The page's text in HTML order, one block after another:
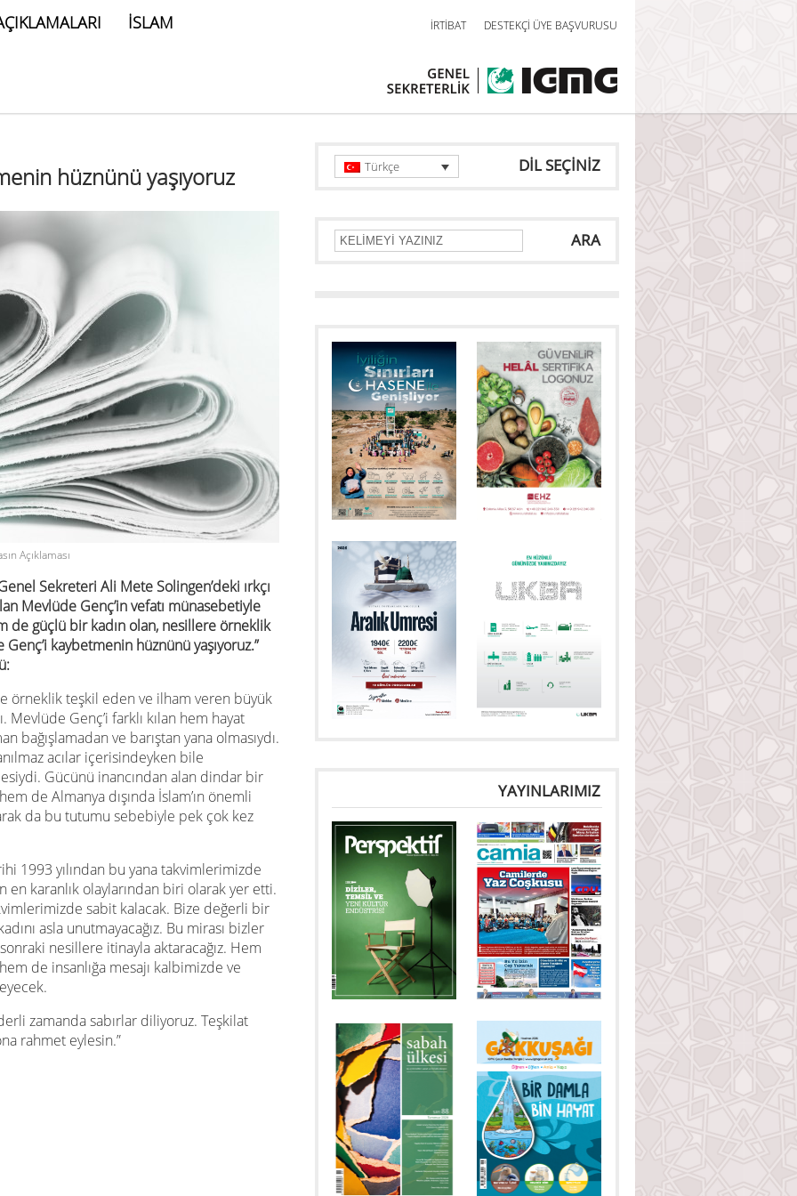
İSLAM İRTİBAT DESTEKÇİ ÜYE BAŞVURUSU
hüznünü yaşıyoruz
Açıklaması
Sekreteri Ali Mete Solingen’deki ırkçı
Mevlüde Genç’in vefatı münasebetiyle
de güçlü bir kadın olan, nesillere örneklik
kaybetmenin hüznünü yaşıyoruz.”
örneklik teşkil eden ve ilham veren büyük
Mevlüde Genç’i farklı kılan hem hayat
bağışlamadan ve barıştan yana olmasıydı.
acılar içerisindeyken bile
Gücünü inancından alan dindar bir
de Almanya dışında İslam’ın önemli
da bu tutumu sebebiyle pek çok kez
1993 yılından bu yana takvimlerimizde
en karanlık olaylarından biri olarak yer etti.
sabit kalacak. Bize değerli bir
asla unutmayacağız. Bu mirası bizler
nesillere itinayla aktaracağız. Hem
de insanlığa mesajı kalbimizde ve
zamanda sabırlar diliyoruz. Teşkilat
rahmet eylesin.”
DİL SEÇİNİZ
Türkçe
ARA
YAYINLARIMIZ